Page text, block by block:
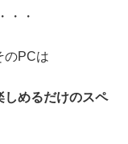
・・
のPCは
しめるだけのスペ